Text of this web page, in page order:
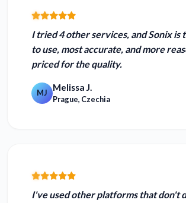
I tried 4 other services, and Sonix is
to use, most accurate, and more
pricedfor the quality.
MJ Melissa J.
Prague, Czechia
I've used other platforms that don't